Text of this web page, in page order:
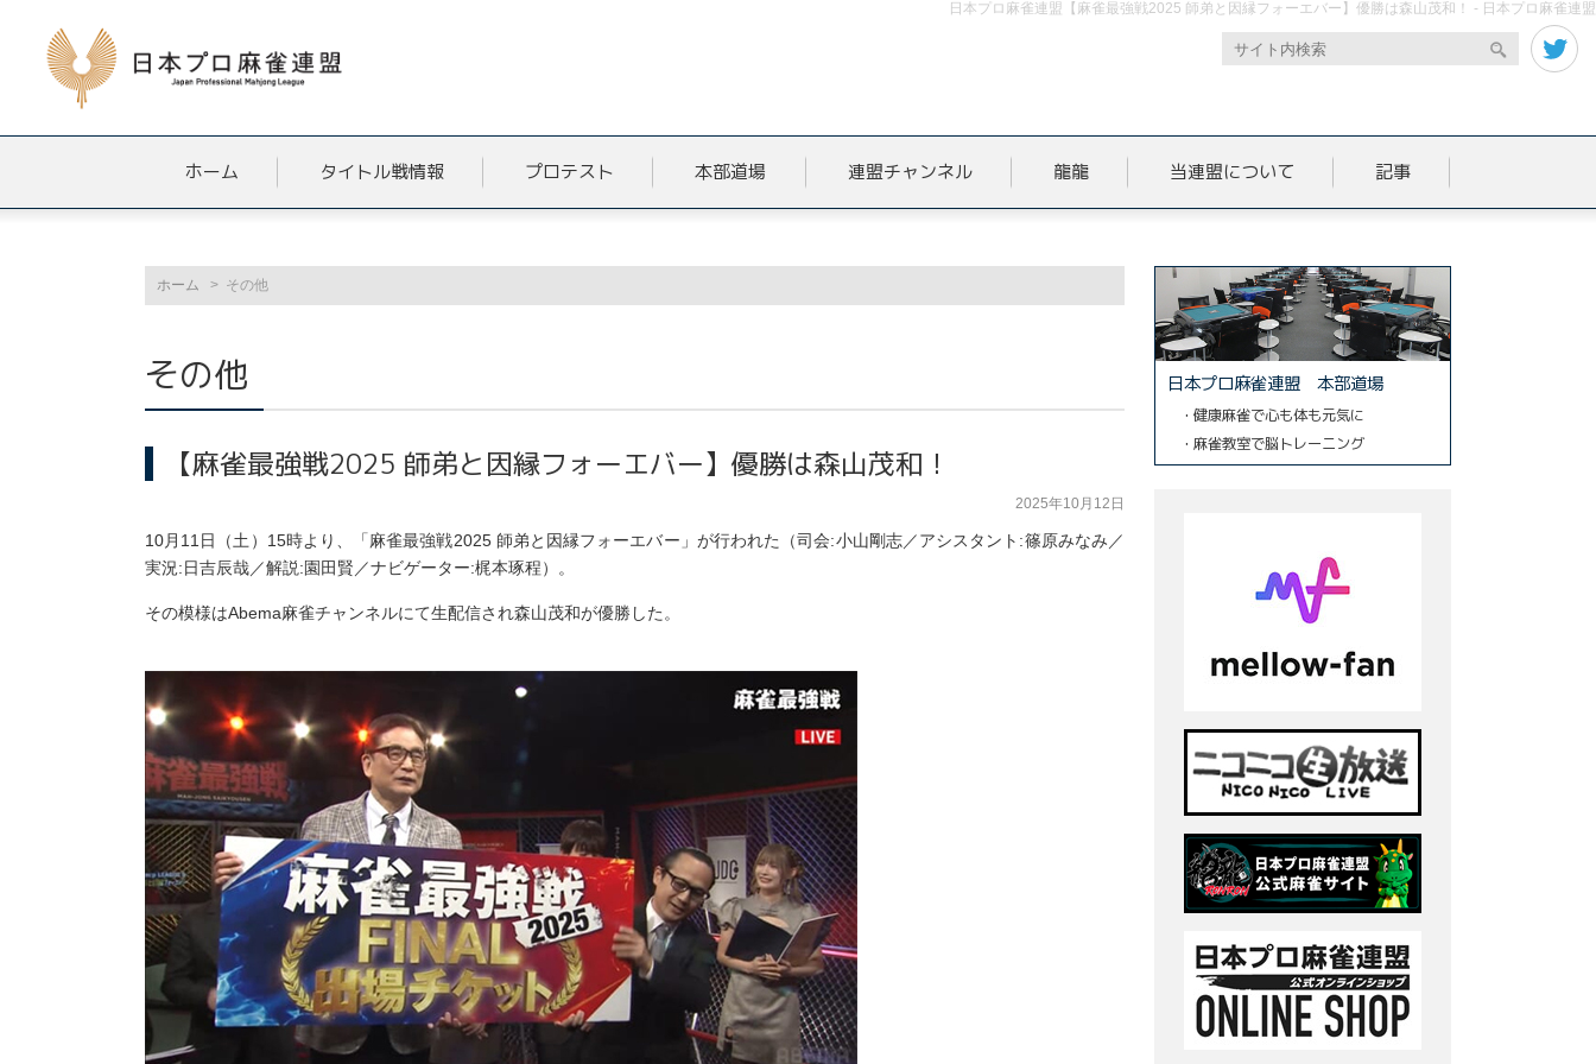
日本プロ麻雀連盟【麻雀最強戦2025 師弟と因縁フォーエバー】優勝は森山茂和！ - 日本プロ麻雀連盟
ホーム タイトル戦情報 プロテスト 本部道場 連盟チャンネル 龍龍 当連盟について 記事
ホーム その他
その他
【麻雀最強戦2025 師弟と因縁フォーエバー】優勝は森山茂和！
2025年10月12日
10月11日（土）15時より、「麻雀最強戦2025 師弟と因縁フォーエバー」が行われた（司会:小山剛志／アシスタント:篠原みなみ／
実況:日吉辰哉／解説:園田賢／ナビゲーター:梶本琢程）。
その模様はAbema麻雀チャンネルにて生配信され森山茂和が優勝した。
日本プロ麻雀連盟 本部道場
・健康麻雀で心も体も元気に
・麻雀教室で脳トレーニング